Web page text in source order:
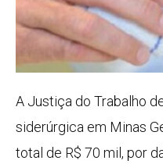
A Justiça do Trabalho
siderúrgica em Minas
total de R$ 70 mil, por